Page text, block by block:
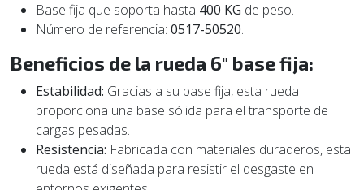
Base fija que soporta hasta 400 KG de peso.
Número de referencia: 0517-50520.
Beneficios de la rueda 6" base fija:
Estabilidad: Gracias a su base fija, esta rueda
proporciona una base sólida para el transporte de
cargas pesadas.
Resistencia: Fabricada con materiales duraderos, esta
rueda está diseñada para resistir el desgaste en